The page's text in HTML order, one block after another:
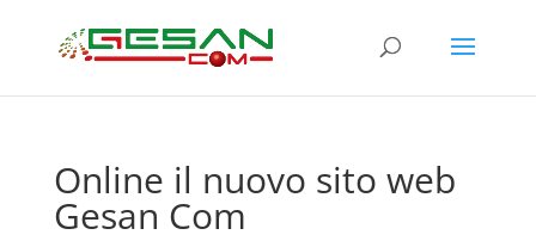
Online il nuovo sito web
Gesan Com